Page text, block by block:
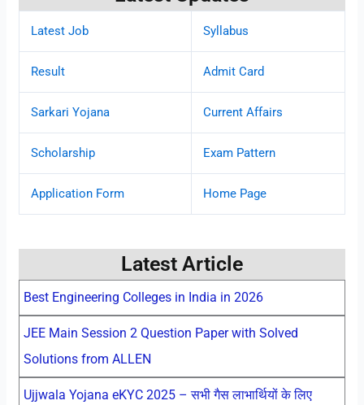
Latest Job Syllabus
Result Admit Card
Sarkari Yojana Current Affairs
Scholarship Exam Pattern
Application Form Home Page
Latest Article
Best Engineering Colleges in India in 2026
JEE Main Session 2 Question Paper with Solved
Solutions from ALLEN
Ujjwala Yojana eKYC 2025 – सभी गैस लाभार्थियों के लिए